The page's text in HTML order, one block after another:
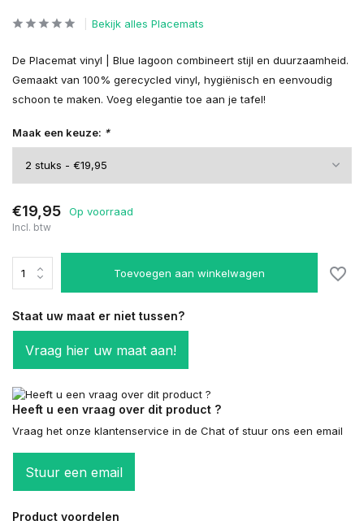
Bekijk alles Placemats
De Placemat vinyl | Blue lagoon combineert stijl en duurzaamheid.
Gemaakt van 100% gerecycled vinyl, hygiënisch en eenvoudig
schoon te maken. Voeg elegantie toe aan je tafel!
Maak een keuze: *
€19,95 Op voorraad
Incl. btw
Toevoegen aan winkelwagen
Staat uw maat er niet tussen?
Vraag hier uw maat aan!
Heeft u een vraag over dit product ?
Vraag het onze klantenservice in de Chat of stuur ons een email
Stuur een email
Product voordelen